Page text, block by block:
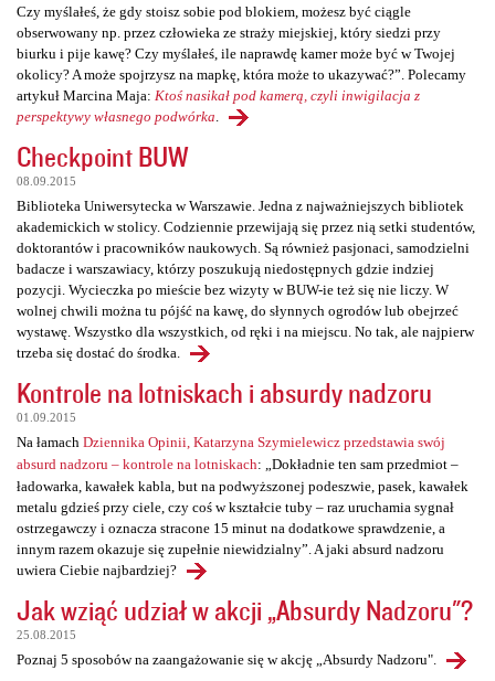
Czy myślałeś, że gdy stoisz sobie pod blokiem, możesz być ciągle
obserwowany np. przez człowieka ze straży miejskiej, który siedzi przy
biurku i pije kawę? Czy myślałeś, ile naprawdę kamer może być w Twojej
okolicy? A może spojrzysz na mapkę, która może to ukazywać?”. Polecamy
artykuł Marcina Maja: Ktoś nasikał pod kamerą, czyli inwigilacja z
perspektywy własnego podwórka
Checkpoint BUW
08.09.2015
Biblioteka Uniwersytecka w Warszawie. Jedna z najważniejszych bibliotek
akademickich w stolicy. Codziennie przewijają się przez nią setki studentów,
doktorantów i pracowników naukowych. Są również pasjonaci, samodzielni
badacze i warszawiacy, którzy poszukują niedostępnych gdzie indziej
pozycji. Wycieczka po mieście bez wizyty w BUW-ie też się nie liczy. W
wolnej chwili można tu pójść na kawę, do słynnych ogrodów lub obejrzeć
wystawę. Wszystko dla wszystkich, od ręki i na miejscu. No tak, ale najpierw
trzeba się dostać do środka.
Kontrole na lotniskach i absurdy nadzoru
01.09.2015
Na łamach Dziennika Opinii, Katarzyna Szymielewicz przedstawia swój
absurd nadzoru – kontrole na lotniskach: „Dokładnie ten sam przedmiot –
ładowarka, kawałek kabla, but na podwyższonej podeszwie, pasek, kawałek
metalu gdzieś przy ciele, czy coś w kształcie tuby – raz uruchamia sygnał
ostrzegawczy i oznacza stracone 15 minut na dodatkowe sprawdzenie, a
innym razem okazuje się zupełnie niewidzialny”. A jaki absurd nadzoru
uwiera Ciebie najbardziej?
Jak wziąć udział w akcji „Absurdy Nadzoru"?
25.08.2015
Poznaj 5 sposobów na zaangażowanie się w akcję „Absurdy Nadzoru".